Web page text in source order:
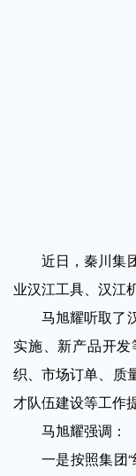
近日，秦川集
业汉江工具、汉江
马旭耀听取了
实施、新产品开
织、市场订单、质
才队伍建设等工作
马旭耀强调：
一是按照集团